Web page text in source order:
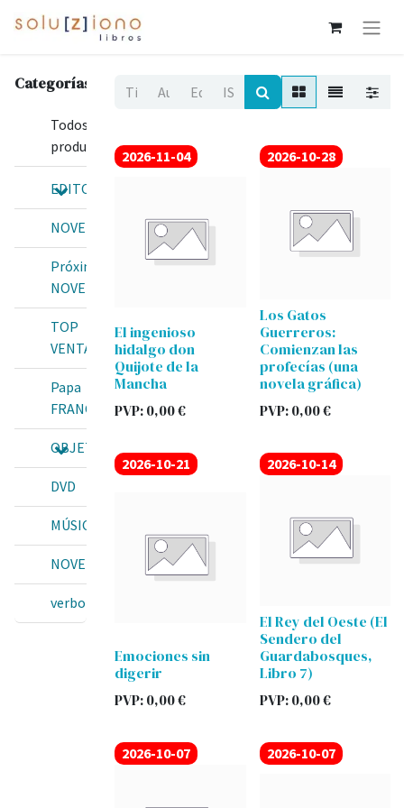
Categorías
Todos los
productos
EDITORIALES
NOVEDADES
Próximas
NOVEDADES
TOP
VENTAS
Papa
FRANCISCO
OBJETOS
DVD
MÚSICA
NOVEE
verbo
2026-11-04
El ingenioso
hidalgo don
Quijote de la
Mancha
PVP:0,00€
2026-10-28
Los Gatos
Guerreros:
Comienzan las
profecías (una
novela gráfica)
PVP:0,00€
2026-10-21
Emociones sin
digerir
PVP:0,00€
2026-10-14
El Rey del Oeste (El
Sendero del
Guardabosques,
Libro 7)
PVP:0,00€
2026-10-07 2026-10-07